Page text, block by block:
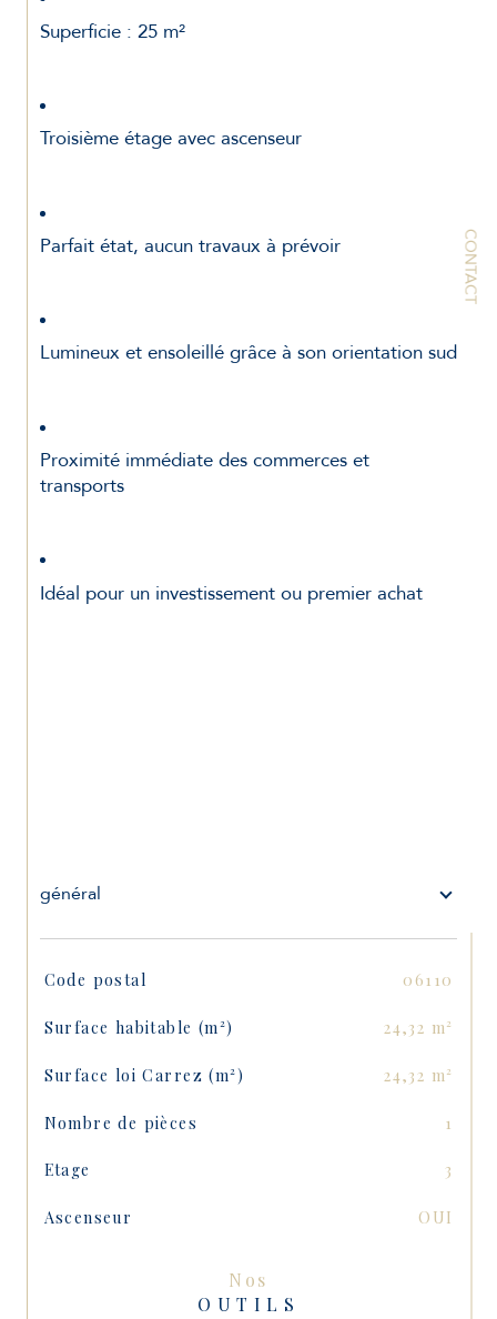
CONTACT
Superficie : 25 m²
Troisième étage avec ascenseur
Parfait état, aucun travaux à prévoir
Lumineux et ensoleillé grâce à son orientation sud
Proximité immédiate des commerces et
transports
Idéal pour un investissement ou premier achat
général
TRAD_SIROCCO_Caracteristique
Code postal 06110
Surface habitable (m²) 24,32 m²
Surface loi Carrez (m²) 24,32 m²
Nombre de pièces 1
Etage 3
Ascenseur OUI
Nos
OUTILS